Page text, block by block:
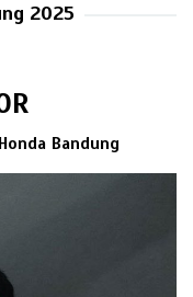
2025
Bandung